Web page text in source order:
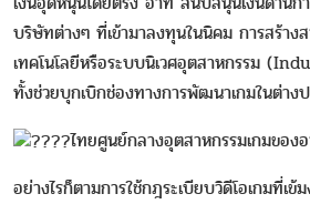
บริษัทต่างๆ ที่เข้ามาลงทุนในนิคม การสร้าง
เทคโนโลยีหรือระบบนิเวศอุตสาหกรรม
ทั้งช่วยบุกเบิกช่องทางการพัฒนาเกมในต่าง
ไทยศูนย์กลางอุตสาหกรรมเกมของ
อย่างไรก็ตามการใช้กฎระเบียบวิดีโอเกมที่เ